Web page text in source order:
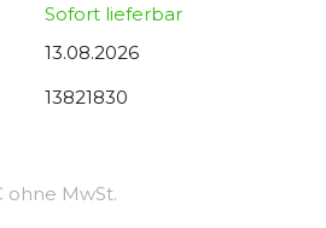
Sofort lieferbar
13.08.2026
13821830
ohne MwSt.